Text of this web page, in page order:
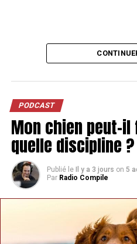
PODCAST
Mon chien peut-il
quelle discipline ?
Publié le Il y a 3 jours on 5
Par Radio Compile